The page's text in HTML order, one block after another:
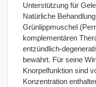
Unterstützung für
Natürliche
Grünlippmuschel
komplementären
entzündlich-
bewährt. Für seine
Knorpelfunktion sind
Konzentration